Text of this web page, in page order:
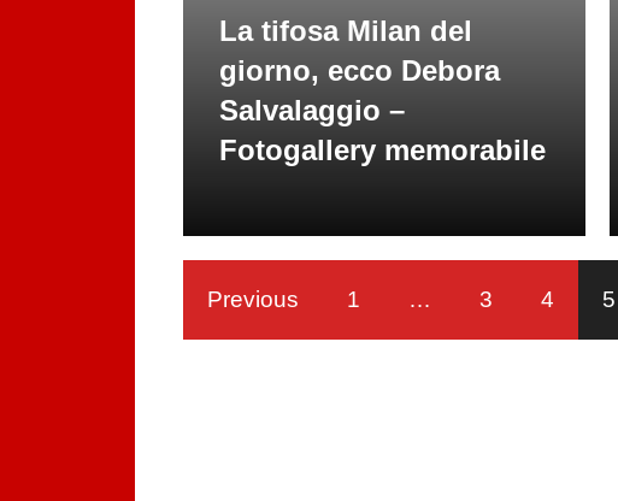
La tifosa Milan del
giorno, ecco Debora
Salvalaggio –
Fotogallery memorabile
Previous 1 … 3 4 5